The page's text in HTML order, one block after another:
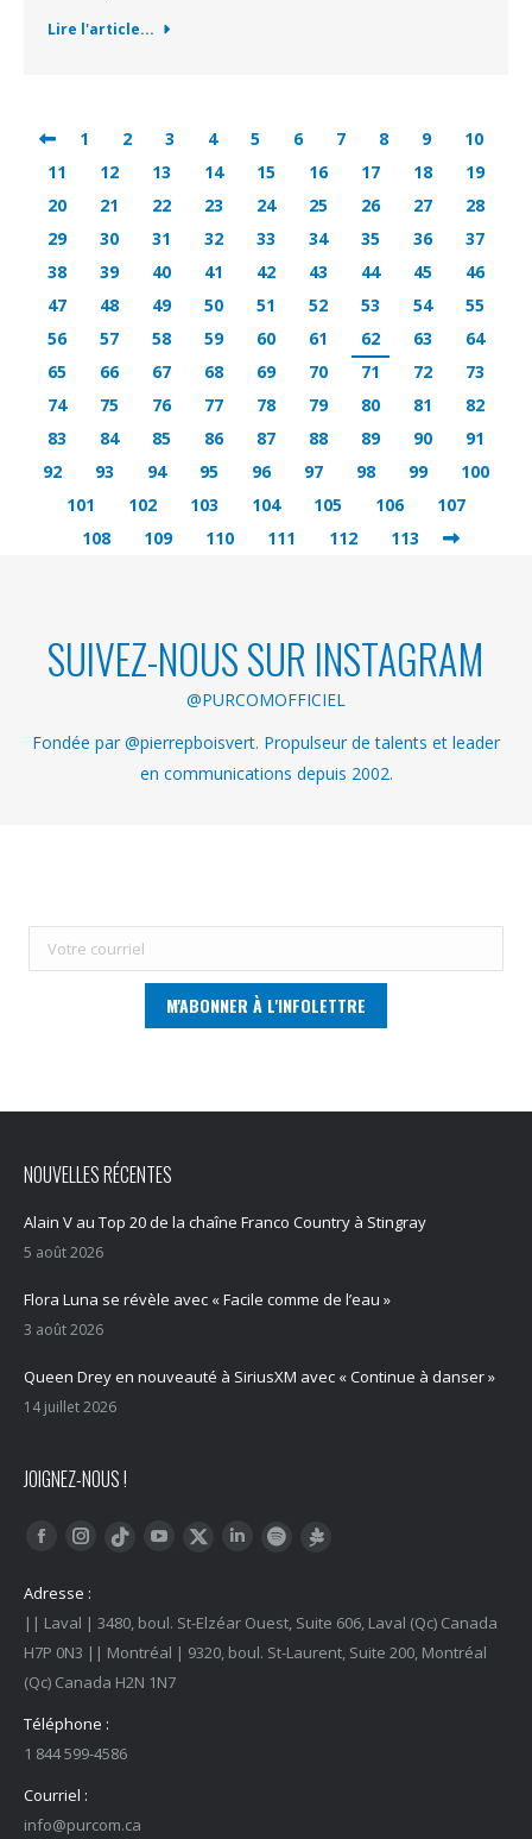
Lire l'article...
1 2 3 4 5 6 7 8 9
10
11
12 13 14 15 16 17 18
19
20
21 22 23 24 25 26 27
28
29
30 31 32 33 34 35 36
37
38
39 40 41 42 43 44 45
46
47
48 49 50 51 52 53 54
55
56
57 58 59 60 61 62 63
64
65
66 67 68 69 70 71 72
73
74
75 76 77 78 79 80 81
82
83
84 85 86 87 88 89 90
91
92
93 94 95 96 97 98 99
100
101
102 103 104 105 106
107
108
109 110 111 112 113
SUIVEZ-NOUS SUR INSTAGRAM
@PURCOMOFFICIEL
Fondée par @pierrepboisvert. Propulseur de talents et leader
en communications depuis 2002.
NOUVELLES RÉCENTES
Alain V au Top 20 de la chaîne Franco Country à Stingray
5 août 2026
Flora Luna se révèle avec « Facile comme de l’eau »
3 août 2026
Queen Drey en nouveauté à SiriusXM avec « Continue à danser »
14 juillet 2026
JOIGNEZ-NOUS !
Trouvez nous sur :
FacebookInstagram
Tiktok YouTubeTwitter LinkedInSpotify
Adresse :
|| Laval | 3480, boul. St-Elzéar Ouest, Suite 606, Laval (Qc) Canada
H7P 0N3 || Montréal | 9320, boul. St-Laurent, Suite 200, Montréal
(Qc) Canada H2N 1N7
Téléphone :
1 844 599-4586
Courriel :
info@purcom.ca